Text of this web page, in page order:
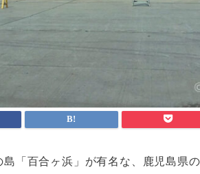
「百合ヶ浜」が有名な、鹿児島県